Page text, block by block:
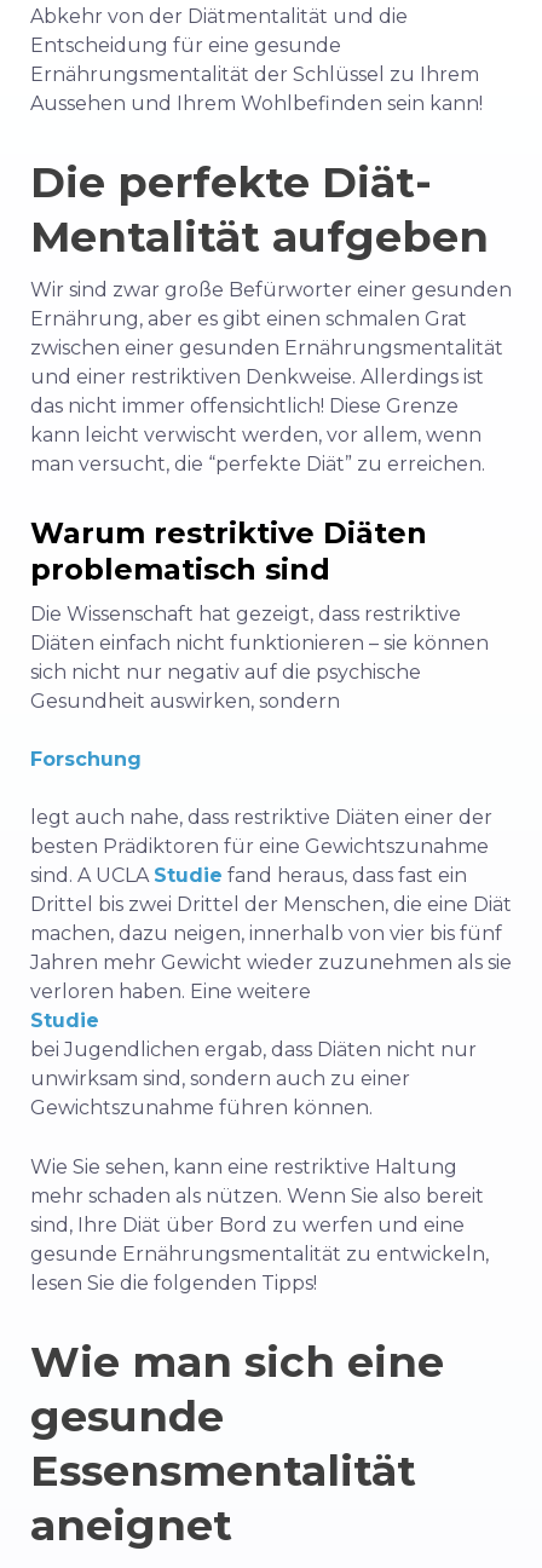
Abkehr von der Diätmentalität und die
Entscheidung für eine gesunde
Ernährungsmentalität der Schlüssel zu Ihrem
Aussehen und Ihrem Wohlbefinden sein kann!
Die perfekte Diät-
Mentalität aufgeben
Wir sind zwar große Befürworter einer gesunden
Ernährung, aber es gibt einen schmalen Grat
zwischen einer gesunden Ernährungsmentalität
und einer restriktiven Denkweise. Allerdings ist
das nicht immer offensichtlich! Diese Grenze
kann leicht verwischt werden, vor allem, wenn
man versucht, die “perfekte Diät” zu erreichen.
Warum restriktive Diäten
problematisch sind
Die Wissenschaft hat gezeigt, dass restriktive
Diäten einfach nicht funktionieren – sie können
sich nicht nur negativ auf die psychische
Gesundheit auswirken, sondern
Forschung
legt auch nahe, dass restriktive Diäten einer der
besten Prädiktoren für eine Gewichtszunahme
sind. A UCLA Studie fand heraus, dass fast ein
Drittel bis zwei Drittel der Menschen, die eine Diät
machen, dazu neigen, innerhalb von vier bis fünf
Jahren mehr Gewicht wieder zuzunehmen als sie
verloren haben. Eine weitere
Studie
bei Jugendlichen ergab, dass Diäten nicht nur
unwirksam sind, sondern auch zu einer
Gewichtszunahme führen können.
Wie Sie sehen, kann eine restriktive Haltung
mehr schaden als nützen. Wenn Sie also bereit
sind, Ihre Diät über Bord zu werfen und eine
gesunde Ernährungsmentalität zu entwickeln,
lesen Sie die folgenden Tipps!
Wie man sich eine
gesunde
Essensmentalität
aneignet